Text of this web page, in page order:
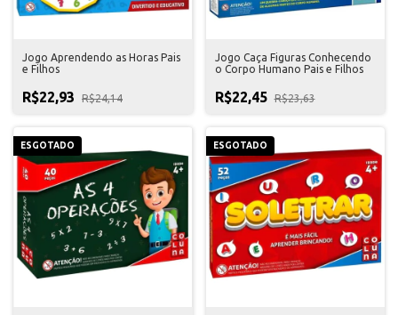
Jogo Aprendendo as Horas Pais
e Filhos
R$22,93 R$24,14
Jogo Caça Figuras Conhecendo
o Corpo Humano Pais e Filhos
R$22,45 R$23,63
ESGOTADO ESGOTADO